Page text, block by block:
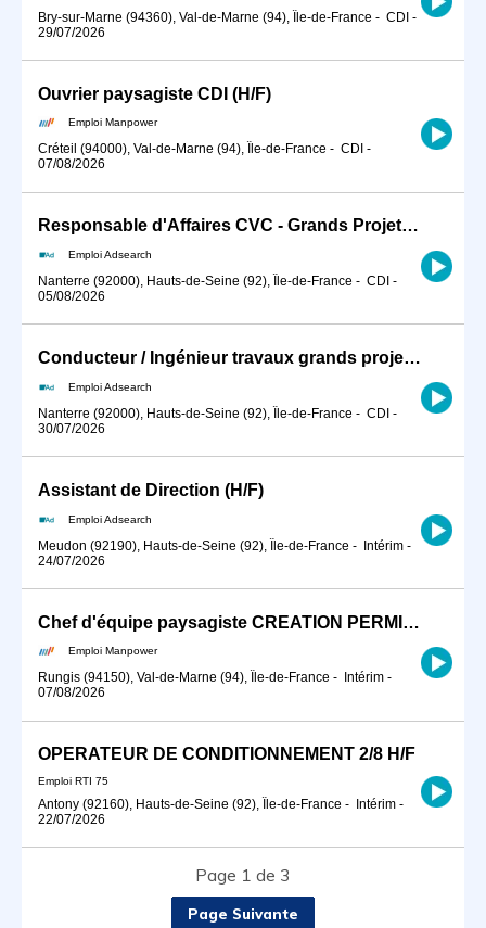
Bry-sur-Marne (94360), Val-de-Marne (94), Île-de-France - CDI -
29/07/2026
Ouvrier paysagiste CDI (H/F)
Emploi Manpower
Créteil (94000), Val-de-Marne (94), Île-de-France - CDI -
07/08/2026
Responsable d'Affaires CVC - Grands Projets (H/F)
Emploi Adsearch
Nanterre (92000), Hauts-de-Seine (92), Île-de-France - CDI -
05/08/2026
Conducteur / Ingénieur travaux grands projets CVC H/F CDI Nanterre
Emploi Adsearch
Nanterre (92000), Hauts-de-Seine (92), Île-de-France - CDI -
30/07/2026
Assistant de Direction (H/F)
Emploi Adsearch
Meudon (92190), Hauts-de-Seine (92), Île-de-France - Intérim -
24/07/2026
Chef d'équipe paysagiste CREATION PERMIS B (H/F)
Emploi Manpower
Rungis (94150), Val-de-Marne (94), Île-de-France - Intérim -
07/08/2026
OPERATEUR DE CONDITIONNEMENT 2/8 H/F
Emploi RTI 75
Antony (92160), Hauts-de-Seine (92), Île-de-France - Intérim -
22/07/2026
Page 1 de 3
Page Suivante